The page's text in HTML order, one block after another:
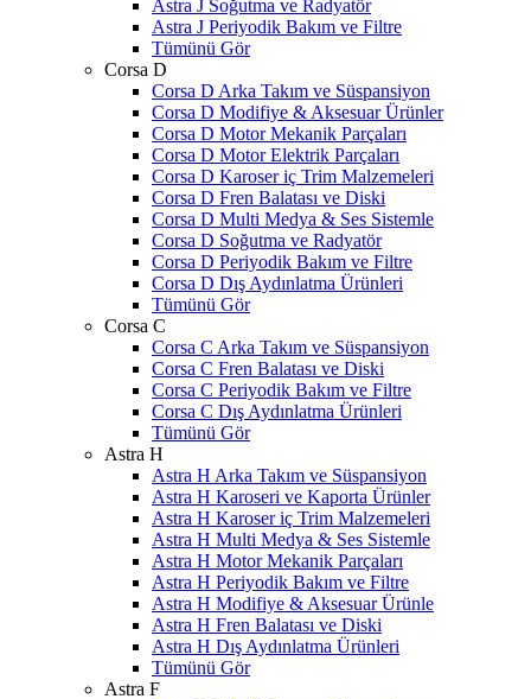
Astra J Soğutma ve Radyatör
Astra J Periyodik Bakım ve Filtre
Tümünü Gör
Corsa D
Corsa D Arka Takım ve Süspansiyon
Corsa D Modifiye & Aksesuar Ürünler
Corsa D Motor Mekanik Parçaları
Corsa D Motor Elektrik Parçaları
Corsa D Karoser iç Trim Malzemeleri
Corsa D Fren Balatası ve Diski
Corsa D Multi Medya & Ses Sistemle
Corsa D Soğutma ve Radyatör
Corsa D Periyodik Bakım ve Filtre
Corsa D Dış Aydınlatma Ürünleri
Tümünü Gör
Corsa C
Corsa C Arka Takım ve Süspansiyon
Corsa C Fren Balatası ve Diski
Corsa C Periyodik Bakım ve Filtre
Corsa C Dış Aydınlatma Ürünleri
Tümünü Gör
Astra H
Astra H Arka Takım ve Süspansiyon
Astra H Karoseri ve Kaporta Ürünler
Astra H Karoser iç Trim Malzemeleri
Astra H Multi Medya & Ses Sistemle
Astra H Motor Mekanik Parçaları
Astra H Periyodik Bakım ve Filtre
Astra H Modifiye & Aksesuar Ürünle
Astra H Fren Balatası ve Diski
Astra H Dış Aydınlatma Ürünleri
Tümünü Gör
Astra F